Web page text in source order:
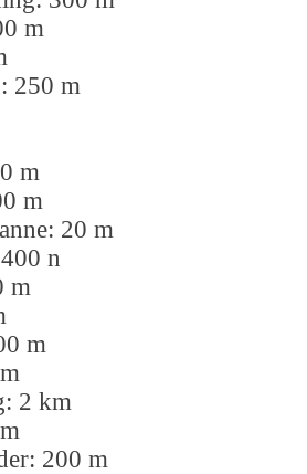
m
250 m
m
m
20 m
n
m
m
2 km
200 m